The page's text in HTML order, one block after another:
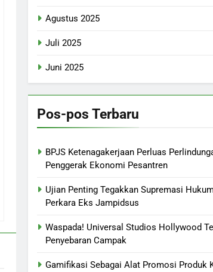
Agustus 2025
Juli 2025
Juni 2025
Pos-pos Terbaru
BPJS Ketenagakerjaan Perluas
Penggerak Ekonomi Pesantren
Ujian Penting Tegakkan Supremasi
Perkara Eks Jampidsus
Waspada! Universal Studios Hollywood
Penyebaran Campak
Gamifikasi Sebagai Alat Promosi Produk